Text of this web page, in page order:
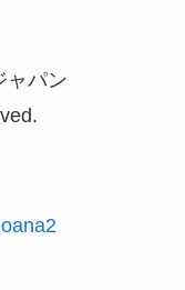
ャパン